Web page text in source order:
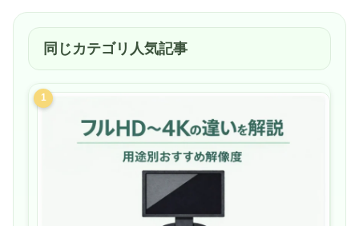
オンボードHDサウンド
■電源：650W 電源 (80PLUS BRONZE)■入出力ポート：
前面:USB 2.0 ×2 、USB 3.2 Gen1 Type-A ×2 、USB 3.2
Gen1 Type-C ×1<br>背面:USB 2.0 ×4 、USB 3.2 Gen1
×1 ※グラフィックボードを搭載しているモデルは、こち
らの端子は使用しません。■サイズ：220(幅)×488(奥
行)×498(高さ)mm■重量：約16kg
同じカテゴリ人気記事
1